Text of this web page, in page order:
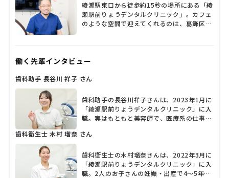
綾瀬駅東口から徒歩約15秒の場所にある「綾
瀬駅前りょうデンタルクリニック」。カフェ
のような空間で迎えてくれるのは、葛飾区内
トだが、四角四面に「秋元先生」ではなく
も併せ持つ。初めて会う取材陣をおおらかに
ですよ」と録音機材の位置にまで心を配る一
面も印象的だった。相手の気持ちの動きを瞬
時にキャッチし、ユーモアを交えつつわかり
やすい言葉を選んで話す姿に、日々患者とコ
ミュニケーションを取る様子が垣間見えた。
しく聞いた。
働く先輩インタビュー
歯科助手 長谷川 祥子 さん
歯科助手の長谷川祥子さんは、2023年1月に
「綾瀬駅前りょうデンタルクリニック」に入
職。実はもともと美容師で、医療系の仕事は
ことが好きで、健康に携わる歯科助手の仕事
異業種からの転職を決めたそうです。「先生
も先輩スタッフも優しく丁寧に、一から指導
してくださいます」と話す長谷川さんに、職
歯科衛生士 木村 瑠奈 さん
歯科衛生士の木村瑠奈さんは、2022年3月に
「綾瀬駅前りょうデンタルクリニック」に入
職。2人のお子さんの妊娠・出産で4～5年の